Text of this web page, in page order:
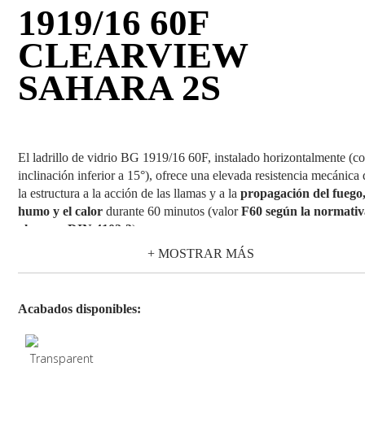
1919/16 60F
CLEARVIEW
SAHARA 2S
El ladrillo de vidrio BG 1919/16 60F, instalado horizontalmente
inclinación inferior a 15°), ofrece una elevada resistencia mecánica
la estructura a la acción de las llamas y a lapropagación del
humo y el calor durante 60 minutos (valorF60 según la
alemana DIN 4102-3).
En efecto, esta clase de resistencia no sólo garantiza a la estructura
estabilidad y resistencia, sino tambiénun bajo paso de
ambientes protegidos por la pared de ladrillos de vidrio.
El ladrillo de vidrio BG 1919/16 60F está disponible con diseño del
vidrio liso y tres acabados diferentes (transparente y arenado en
+ MOSTRAR MÁS
Acabados disponibles: